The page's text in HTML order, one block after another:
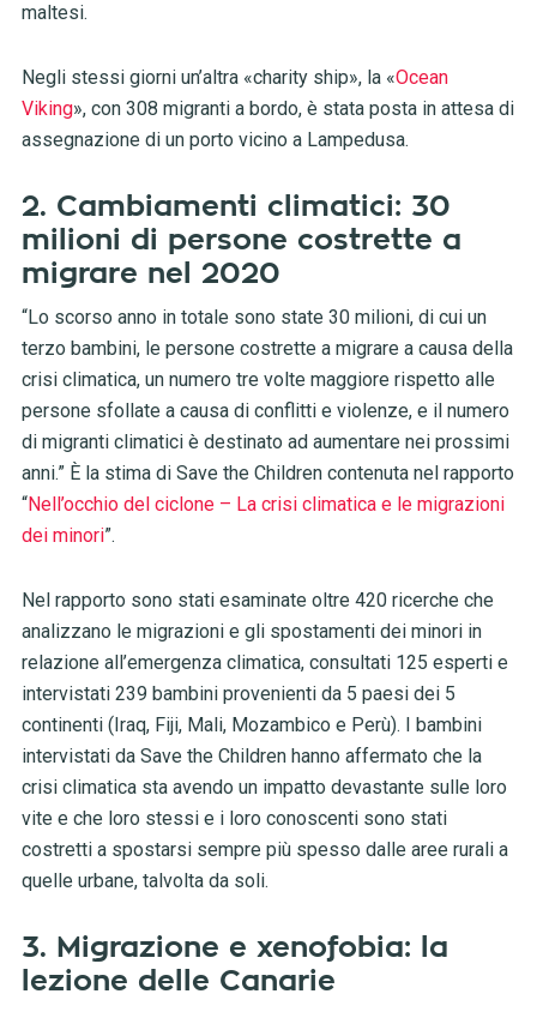
maltesi.
Negli stessi giorni un’altra «charity ship», la «Ocean
Viking», con 308 migranti a bordo, è stata posta in attesa di
assegnazione di un porto vicino a Lampedusa.
2. Cambiamenti climatici: 30
milioni di persone costrette a
migrare nel 2020
“Lo scorso anno in totale sono state 30 milioni, di cui un
terzo bambini, le persone costrette a migrare a causa della
crisi climatica, un numero tre volte maggiore rispetto alle
persone sfollate a causa di conflitti e violenze, e il numero
di migranti climatici è destinato ad aumentare nei prossimi
anni.” È la stima di Save the Children contenuta nel rapporto
“Nell’occhio del ciclone – La crisi climatica e le migrazioni
dei minori”.
Nel rapporto sono stati esaminate oltre 420 ricerche che
analizzano le migrazioni e gli spostamenti dei minori in
relazione all’emergenza climatica, consultati 125 esperti e
intervistati 239 bambini provenienti da 5 paesi dei 5
continenti (Iraq, Fiji, Mali, Mozambico e Perù). I bambini
intervistati da Save the Children hanno affermato che la
crisi climatica sta avendo un impatto devastante sulle loro
vite e che loro stessi e i loro conoscenti sono stati
costretti a spostarsi sempre più spesso dalle aree rurali a
quelle urbane, talvolta da soli.
3. Migrazione e xenofobia: la
lezione delle Canarie